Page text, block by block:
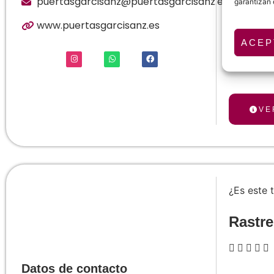
www.puertasgarcisanz.es
Datos de contacto
¿Es este
    